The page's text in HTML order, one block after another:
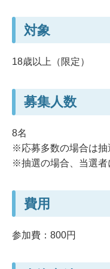
対象
18歳以上（限定）
募集人数
8名
※応募多数の場合は抽
※抽選の場合、当選者
費用
参加費：800円